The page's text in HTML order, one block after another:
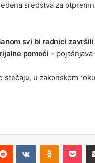
sredstva za
svi bi radnici
pomoći – pojašnjava
stečaju, u zakonskom